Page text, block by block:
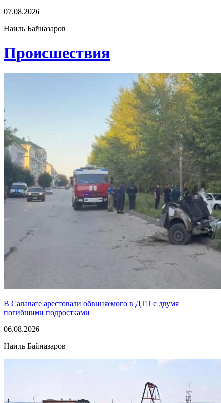
07.08.2026
Наиль Байназаров
Проиcшествия
В Салавате арестовали обвиняемого в ДТП с двумя
погибшими подростками
06.08.2026
Наиль Байназаров